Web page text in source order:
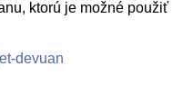
ktorú je možné použiť
devuan